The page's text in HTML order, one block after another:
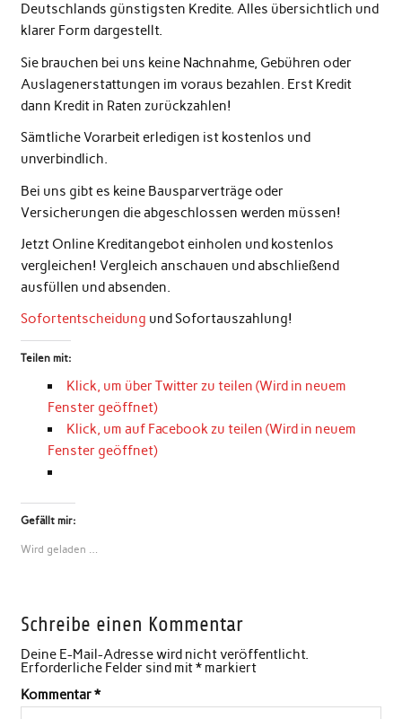
Deutschlands günstigsten Kredite. Alles übersichtlich und
klarer Form dargestellt.
Sie brauchen bei uns keine Nachnahme, Gebühren oder
Auslagenerstattungen im voraus bezahlen. Erst Kredit
dann Kredit in Raten zurückzahlen!
Sämtliche Vorarbeit erledigen ist kostenlos und
unverbindlich.
Bei uns gibt es keine Bausparverträge oder
Versicherungen die abgeschlossen werden müssen!
Jetzt Online Kreditangebot einholen und kostenlos
vergleichen! Vergleich anschauen und abschließend
ausfüllen und absenden.
Sofortentscheidung und Sofortauszahlung!
Teilen mit:
Klick, um über Twitter zu teilen (Wird in neuem
Fenster geöffnet)
Klick, um auf Facebook zu teilen (Wird in neuem
Fenster geöffnet)
Gefällt mir:
Wird geladen …
Schreibe einen Kommentar
Deine E-Mail-Adresse wird nicht veröffentlicht.
Erforderliche Felder sind mit*markiert
Kommentar*